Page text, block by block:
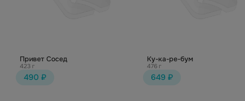
Привет Сосед
423 г
490 ₽
Ку-ка-ре-бум
476 г
649 ₽